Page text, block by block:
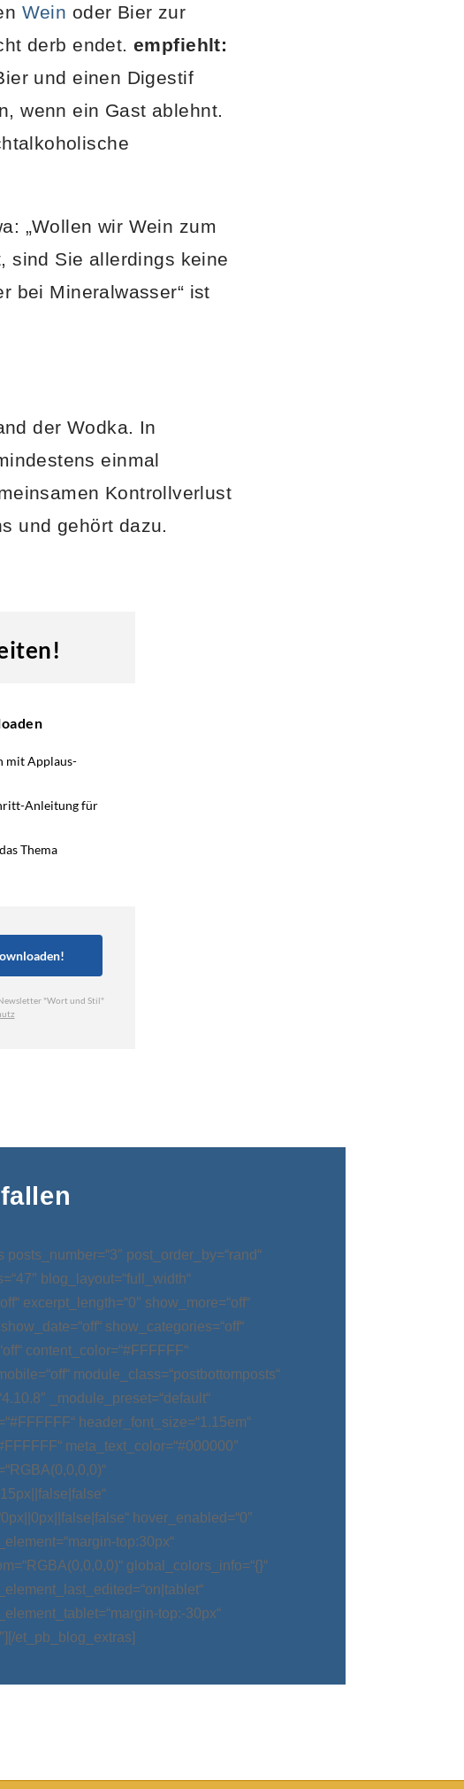
Wein oder Bier zur
derb endet.empfiehlt:
und einen Digestif
wenn ein Gast ablehnt.
„Wollen wir Wein zum
sind Sie allerdings keine
bei Mineralwasser“ ist
der Wodka. In
einmal
Kontrollverlust
und gehört dazu.
post_order_by=“rand“
blog_layout=“full_width“
excerpt_length=“0″ show_more=“off“
show_categories=“off“
content_color=“#FFFFFF“
module_class=“postbottomposts“
_module_preset=“default“
header_font_size=“1.15em“
meta_text_color=“#000000″
hover_enabled=“0″
top:30px“
global_colors_info=“{}“
top:-30px“
et_pb_blog_extras]